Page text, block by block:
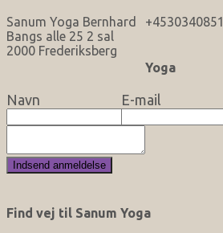
Sanum Yoga Bernhard
Bangs alle 25 2 sal
2000 Frederiksberg
+4530340851
Yoga
Navn E-mail
Find vej til Sanum Yoga